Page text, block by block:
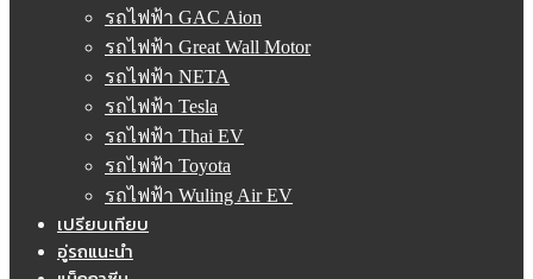
รถไฟฟ้า GAC Aion
รถไฟฟ้า Great Wall Motor
รถไฟฟ้า NETA
รถไฟฟ้า Tesla
รถไฟฟ้า Thai EV
รถไฟฟ้า Toyota
รถไฟฟ้า Wuling Air EV
เปรียบเทียบ
อู่รถแนะนำ